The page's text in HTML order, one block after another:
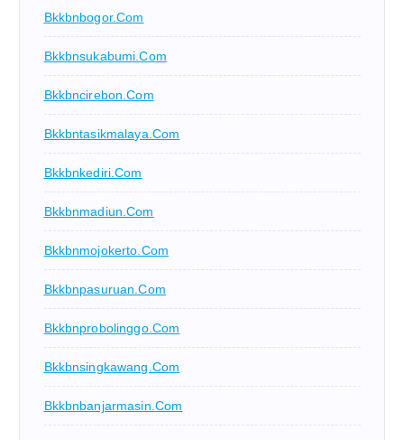
Bkkbnbogor.com
Bkkbnsukabumi.com
Bkkbncirebon.com
Bkkbntasikmalaya.com
Bkkbnkediri.com
Bkkbnmadiun.com
Bkkbnmojokerto.com
Bkkbnpasuruan.com
Bkkbnprobolinggo.com
Bkkbnsingkawang.com
Bkkbnbanjarmasin.com